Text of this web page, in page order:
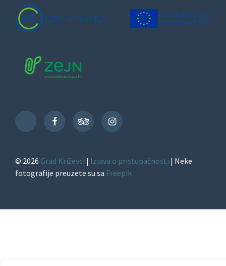
TikTok
FacebookTripAdvisorInstagram
© 2026 Grad Križevci | Izjava o pristupačnosti | Neke
fotografije preuzete su sa Freepik